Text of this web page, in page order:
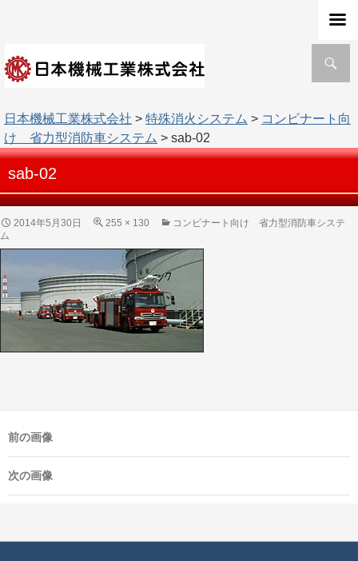
索
日本機械工業株式会社 > 特殊消火システム > コンビナート向
け 省力型消防車システム > sab-02
sab-02
2014年5月30日 255 × 130
コンビナート向け 省力型消防車システ
ム
前の画像
次の画像